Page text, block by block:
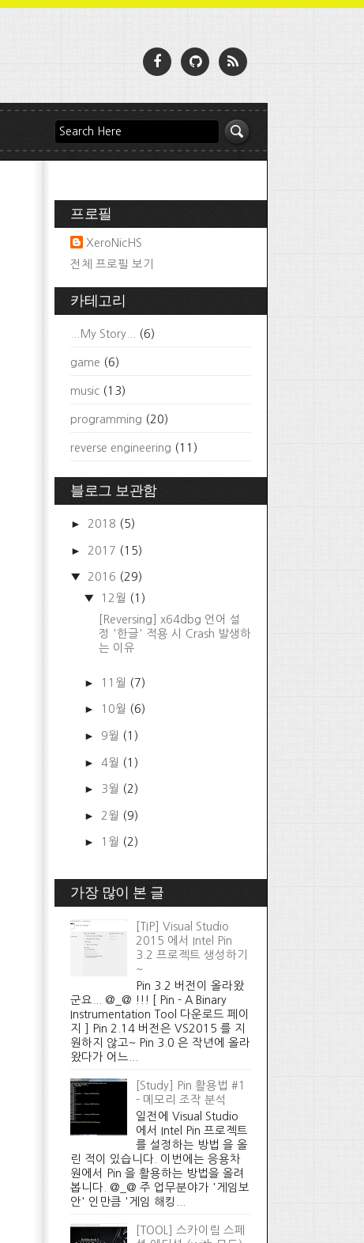
프로필
XeroNicHS
전체 프로필 보기
카테고리
...My Story... (6)
game (6)
music (13)
programming (20)
reverse engineering (11)
블로그 보관함
► 2018 (5)
► 2017 (15)
▼ 2016 (29)
▼
12월 (1)
[Reversing] x64dbg 언어 설
정 '한글' 적용 시 Crash 발생하
는 이유
► 11월 (7)
► 10월 (6)
► 9월 (1)
►4월 (1)
► 3월 (2)
► 2월 (9)
► 1월 (2)
가장 많이 본 글
[TIP] Visual Studio
2015 에서 Intel Pin
3.2 프로젝트 생성하기
~
Pin 3.2 버전이 올라왔
군요... @_@ !!! [ Pin - A Binary
Instrumentation Tool 다운로드 페이
지 ] Pin 2.14 버전은 VS2015 를 지
원하지 않고~ Pin 3.0 은 작년에 올라
왔다가 어느...
[Study] Pin 활용법 #1
- 메모리 조작 분석
일전에 Visual Studio
에서 Intel Pin 프로젝트
를 설정하는 방법 을 올
린 적이 있습니다. 이번에는 응용차
원에서 Pin 을 활용하는 방법을 올려
봅니다. @_@ 주 업무분야가 '게임보
안' 인만큼 '게임 해킹...
[TOOL] 스카이림 스페